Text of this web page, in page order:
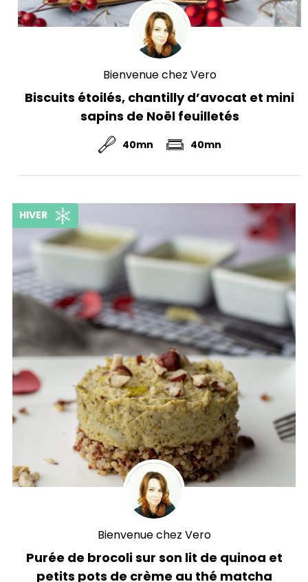
Bienvenue chez Vero
Biscuits étoilés, chantilly d’avocat et mini
sapins de Noël feuilletés
40mn 40mn
Bienvenue chez Vero
HIVER
Purée de brocoli sur son lit de quinoa et
petits pots de crème au thé matcha